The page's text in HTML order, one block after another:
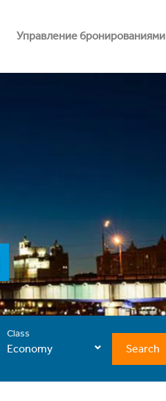
Управление бронированиями
Class
Economy Search